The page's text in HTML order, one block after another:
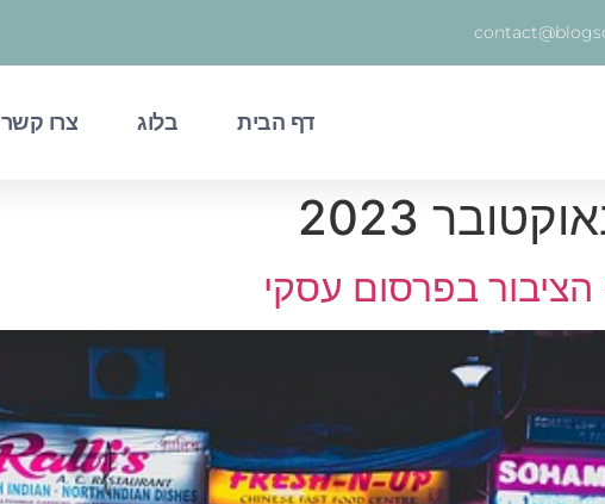
דף הבית בלוג צרו קשר
הציבור בפרסום עסקי